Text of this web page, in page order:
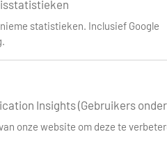
statistieken. Inclusief Google
Insights (Gebruikers
onze website om deze te